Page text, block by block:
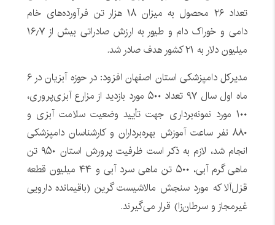
تعداد ۲۶ محصول به میزان ۱۸ هزار تن فرآورده‌های خام
دامی و خوراک دام و طیور به ارزش صادراتی بیش از ۱۶٫۷
میلیون دلار به ۲۱ کشور هدف صادر شد.
مدیرکل دامپزشکی استان اصفهان افزود: در حوزه آبزیان در ۶
ماه اول سال ۹۷ تعداد ۵۰۰ مورد بازدید از مزارع آبزی‌پروری،
۱۰۰ مورد نمونه‌برداری جهت تأیید وضعیت سلامت آبزی و
۸۸۰ نفر ساعت آموزش بهره‌برداران و کارشناسان دامپزشکی
انجام شد، لازم به ذکر است ظرفیت پرورش استان ۹۵۰ تن
ماهی گرم آبی، ۵۰۰ تن ماهی سرد آبی و ۴۴ میلیون قطعه
قزل‌آلا که مورد سنجش مالاشیست گرین (باقیمانده دارویی
غیرمجاز و سرطان‌زا) قرار می‌گیرند.